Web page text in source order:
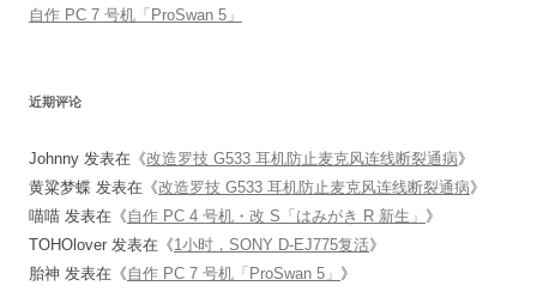
自作 PC 7 号机「ProSwan 5」
近期评论
Johnny 发表在《改造罗技 G533 耳机防止麦克风连线断裂通病》
黄粱梦蝶 发表在《改造罗技 G533 耳机防止麦克风连线断裂通病》
喵喵 发表在《自作 PC 4 号机・改 S「はみがき R 新生」 》
TOHOlover 发表在《1小时，SONY D-EJ775复活》
胎神 发表在《自作 PC 7 号机「ProSwan 5」 》